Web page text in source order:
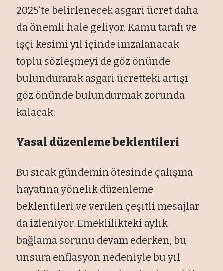
2025’te belirlenecek asgari ücret daha
da önemli hale geliyor. Kamu tarafı ve
işçi kesimi yıl içinde imzalanacak
toplu sözleşmeyi de göz önünde
bulundurarak asgari ücretteki artışı
göz önünde bulundurmak zorunda
kalacak.
Yasal düzenleme beklentileri
Bu sıcak gündemin ötesinde çalışma
hayatına yönelik düzenleme
beklentileri ve verilen çeşitli mesajlar
da izleniyor. Emeklilikteki aylık
bağlama sorunu devam ederken, bu
unsura enflasyon nedeniyle bu yıl